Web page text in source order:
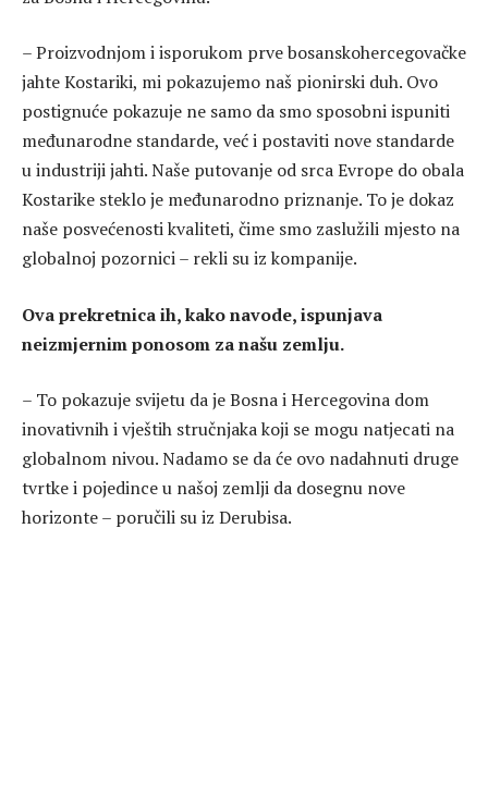
– Proizvodnjom i isporukom prve bosanskohercegovačke
jahte Kostariki, mi pokazujemo naš pionirski duh. Ovo
postignuće pokazuje ne samo da smo sposobni ispuniti
međunarodne standarde, već i postaviti nove standarde
u industriji jahti. Naše putovanje od srca Evrope do obala
Kostarike steklo je međunarodno priznanje. To je dokaz
naše posvećenosti kvaliteti, čime smo zaslužili mjesto na
globalnoj pozornici – rekli su iz kompanije.
Ova prekretnica ih, kako navode, ispunjava
neizmjernim ponosom za našu zemlju.
– To pokazuje svijetu da je Bosna i Hercegovina dom
inovativnih i vještih stručnjaka koji se mogu natjecati na
globalnom nivou. Nadamo se da će ovo nadahnuti druge
tvrtke i pojedince u našoj zemlji da dosegnu nove
horizonte – poručili su iz Derubisa.